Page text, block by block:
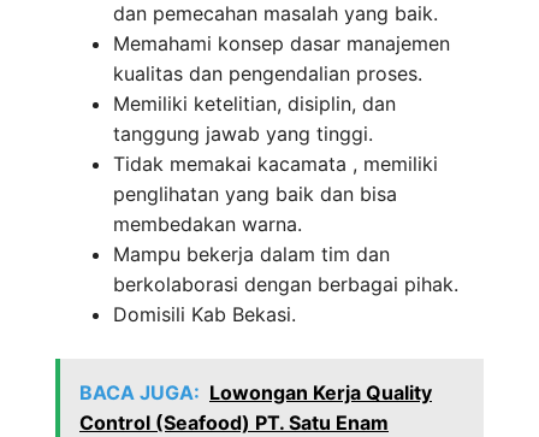
dan pemecahan masalah yang baik.
Memahami konsep dasar manajemen
kualitas dan pengendalian proses.
Memiliki ketelitian, disiplin, dan
tanggung jawab yang tinggi.
Tidak memakai kacamata , memiliki
penglihatan yang baik dan bisa
membedakan warna.
Mampu bekerja dalam tim dan
berkolaborasi dengan berbagai pihak.
Domisili Kab Bekasi.
BACA JUGA: Lowongan Kerja Quality
Control (Seafood) PT. Satu Enam